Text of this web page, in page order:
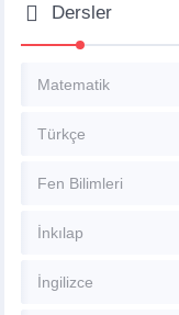
Dersler
Matematik
Türkçe
Fen Bilimleri
İnkılap
İngilizce